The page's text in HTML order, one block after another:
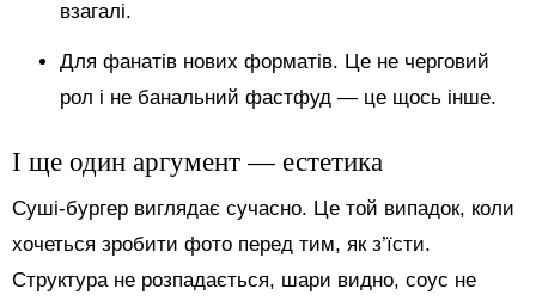
взагалі.
Для фанатів нових форматів. Це не черговий
рол і не банальний фастфуд — це щось інше.
І ще один аргумент — естетика
Суші-бургер виглядає сучасно. Це той випадок, коли
хочеться зробити фото перед тим, як з’їсти.
Структура не розпадається, шари видно, соус не